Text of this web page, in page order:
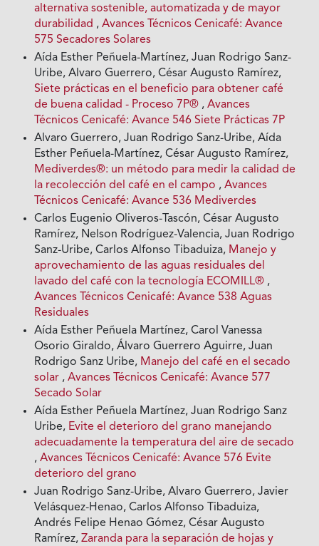
alternativa sostenible, automatizada y de mayor
durabilidad ,Avances Técnicos Cenicafé: Avance
575 Secadores Solares
Aída Esther Peñuela-Martínez, Juan Rodrigo Sanz-
Uribe, Alvaro Guerrero, César Augusto Ramírez,
Siete prácticas en el beneficio para obtener café
de buena calidad - Proceso 7P® ,Avances
Técnicos Cenicafé: Avance 546 Siete Prácticas 7P
Alvaro Guerrero, Juan Rodrigo Sanz-Uribe, Aída
Esther Peñuela-Martínez, César Augusto Ramírez,
Mediverdes®: un método para medir la calidad de
la recolección del café en el campo ,Avances
Técnicos Cenicafé: Avance 536 Mediverdes
Carlos Eugenio Oliveros-Tascón, César Augusto
Ramírez, Nelson Rodríguez-Valencia, Juan Rodrigo
Sanz-Uribe, Carlos Alfonso Tibaduiza, Manejo y
aprovechamiento de las aguas residuales del
lavado del café con la tecnología ECOMILL® ,
Avances Técnicos Cenicafé: Avance 538 Aguas
Residuales
Aída Esther Peñuela Martínez, Carol Vanessa
Osorio Giraldo, Álvaro Guerrero Aguirre, Juan
Rodrigo Sanz Uribe, Manejo del café en el secado
solar ,Avances Técnicos Cenicafé: Avance 577
Secado Solar
Aída Esther Peñuela Martínez, Juan Rodrigo Sanz
Uribe, Evite el deterioro del grano manejando
adecuadamente la temperatura del aire de secado
,Avances Técnicos Cenicafé: Avance 576 Evite
deterioro del grano
Juan Rodrigo Sanz-Uribe, Alvaro Guerrero, Javier
Velásquez-Henao, Carlos Alfonso Tibaduiza,
Andrés Felipe Henao Gómez, César Augusto
Ramírez,Zaranda para la separación de hojas y